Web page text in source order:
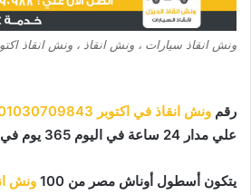
ونش انقاذ سيارات ، ونش انقاذ ، ونش انقاذ
رقم ونش انقاذ في اكتوبر
علي مدار 24 ساعة في اليوم 365 يوم في العام
يتكون أسطول أوناش مصر من 100 ونش